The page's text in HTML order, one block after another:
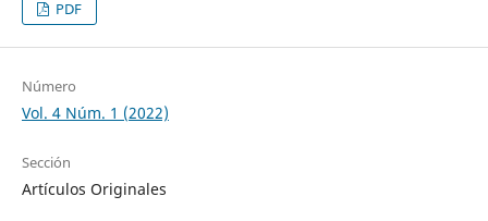
PDF
Número
Vol. 4 Núm. 1 (2022)
Sección
Artículos Originales